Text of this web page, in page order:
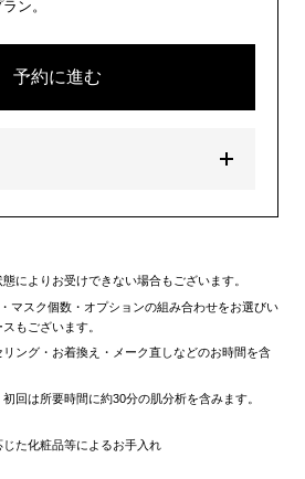
ン。
予約に進む
によりお受けできない場合もございます。
マスク個数・オプションの組み合わせをお選びい
もございます。
ング・お着換え・メーク直しなどのお時間を含
回は所要時間に約30分の肌分析を含みます。
た化粧品等によるお手入れ